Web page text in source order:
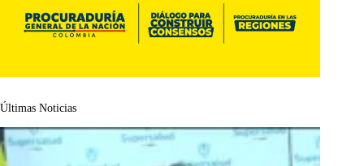
Últimas Noticias